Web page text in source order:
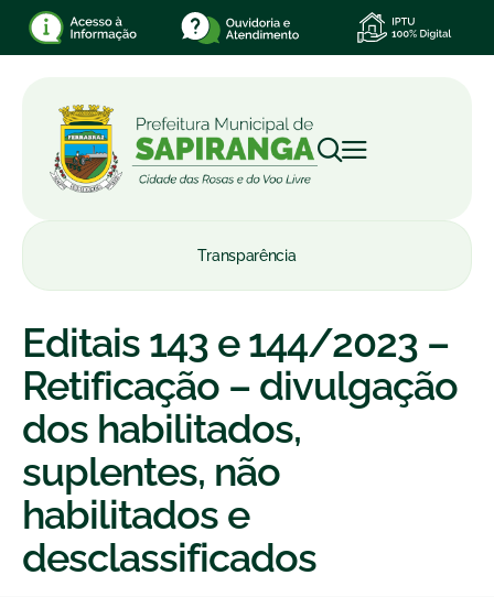
Transparência
Editais 143 e 144/2023 –
Retificação – divulgação
dos habilitados,
suplentes, não
habilitados e
desclassificados